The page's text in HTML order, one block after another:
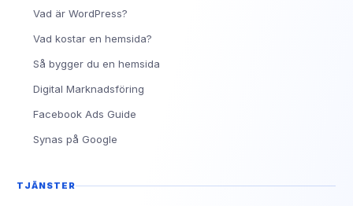
Vad är WordPress?
Vad kostar en hemsida?
Så bygger du en hemsida
Digital Marknadsföring
Facebook Ads Guide
Synas på Google
TJÄNSTER